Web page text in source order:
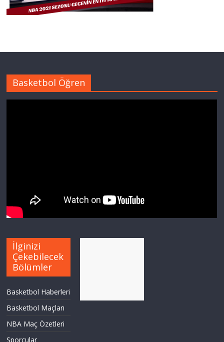
Basketbol Öğren
İlginizi
Çekebilecek
Bölümler
Basketbol Haberleri
Basketbol Maçları
NBA Maç Özetleri
Sporcular